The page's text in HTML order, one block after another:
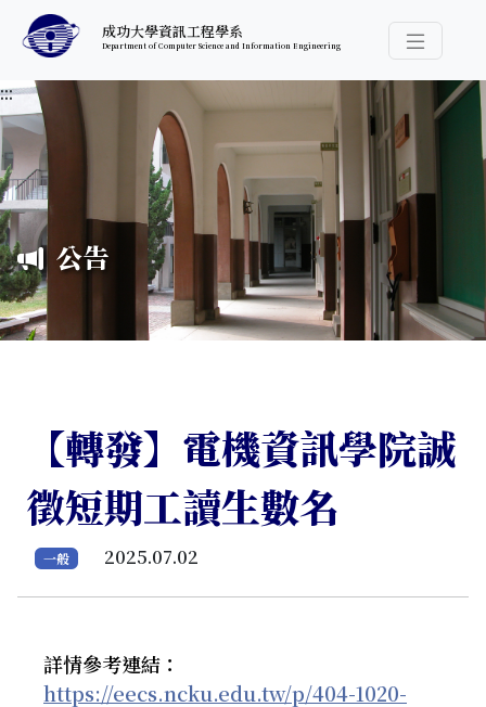
跳至中央內容區塊
成功大學資訊工程學系
Department of Computer Science and Information Engineering
導覽選
:::
公告
【轉發】電機資訊學院誠
徵短期工讀生數名
一般 2025.07.02
詳情參考連結：
https://eecs.ncku.edu.tw/p/404-1020-